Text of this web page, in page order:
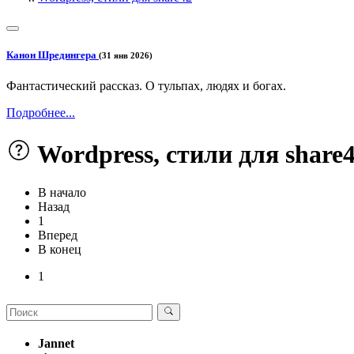
Канон Шредингера (31 янв 2026)
Фантастический рассказ. О тульпах, людях и богах.
Подробнее...
Wordpress, стили для
В начало
Назад
1
Вперед
В конец
1
Jannet